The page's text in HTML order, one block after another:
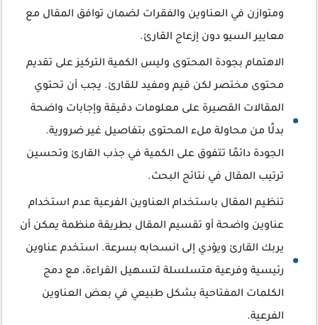
ومتوازن في العناوين والفقرات لضمان توافق المقال مع
معايير السيو دون إزعاج القارئ.
الاهتمام بجودة المحتوى وليس الكمية التركيز على تقديم
محتوى مختصر لكن قيم ومفيد للقارئ. يجب أن تحتوي
المقالات القصيرة على معلومات دقيقة وإجابات واضحة
بدلًا من محاولة ملء المحتوى بتفاصيل غير ضرورية.
الجودة دائمًا تتفوق على الكمية في جذب القارئ وتحسين
ترتيب المقال في نتائج البحث.
تنظيم المقال باستخدام العناوين الفرعية عدم استخدام
عناوين واضحة أو تقسيم المقال بطريقة منظمة يمكن أن
يربك القارئ ويؤدي إلى انسحابه بسرعة. استخدم عناوين
رئيسية وفرعية متسلسلة لتسهيل القراءة، مع دمج
الكلمات المفتاحية بشكل طبيعي في بعض العناوين
الفرعية.